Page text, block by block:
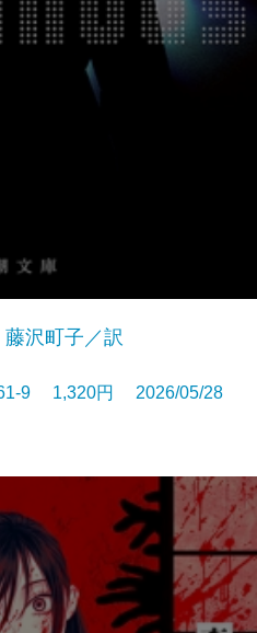
沢町子／訳
9 1,320円 2026/05/28